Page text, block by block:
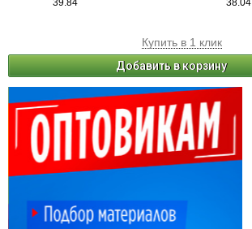
39.84 38.04
Купить в 1 клик
Добавить в корзину